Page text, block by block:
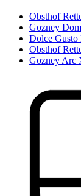
Obsthof
Gozney
Dolce Gusto
Obsthof
Gozney Arc